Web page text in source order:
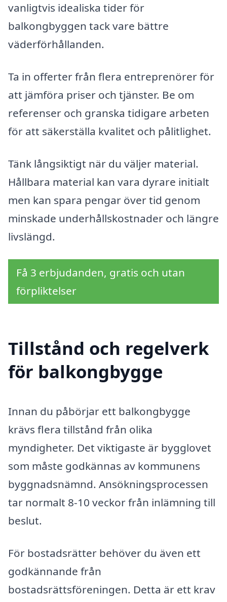
vanligtvis idealiska tider för
balkongbyggen tack vare bättre
väderförhållanden.
Ta in offerter från flera entreprenörer för
att jämföra priser och tjänster. Be om
referenser och granska tidigare arbeten
för att säkerställa kvalitet och pålitlighet.
Tänk långsiktigt när du väljer material.
Hållbara material kan vara dyrare initialt
men kan spara pengar över tid genom
minskade underhållskostnader och längre
livslängd.
Få 3 erbjudanden, gratis och utan
förpliktelser
Tillstånd och regelverk
för balkongbygge
Innan du påbörjar ett balkongbygge
krävs flera tillstånd från olika
myndigheter. Det viktigaste är bygglovet
som måste godkännas av kommunens
byggnadsnämnd. Ansökningsprocessen
tar normalt 8-10 veckor från inlämning till
beslut.
För bostadsrätter behöver du även ett
godkännande från
bostadsrättsföreningen. Detta är ett krav